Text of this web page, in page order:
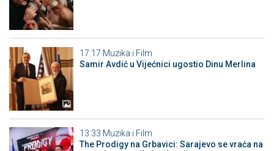
17:17 Muzika i Film
Samir Avdić u Vijećnici ugostio Dinu Merlina
13:33 Muzika i Film
The Prodigy na Grbavici: Sarajevo se vraća na